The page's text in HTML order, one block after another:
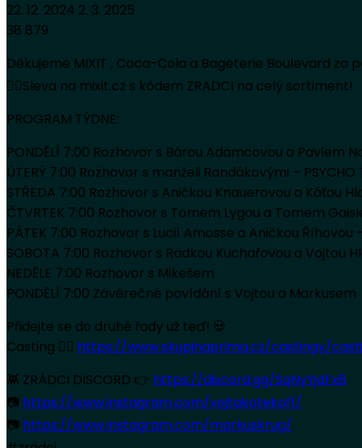
22. 12. 2024 2. 3. 2025
38 879
Děkujeme MIXIT , Coca-Cola a Bageterie Boulevard za
👉🏻Sleva na mixit.cz s kódem ZRADCI na celý sortiment!
PROGRAM TÝDNE:
PONDĚLÍ 7:00 Rozhovor s Bárou Adamcovou a Pavlem
ÚTERÝ 7:00 Rozhovor s manželi Randákovými – PSYCHO
STŘEDA 7:00 Rozhovor s Aničkou Knauerovou a Káťou
ČTVRTEK 7:00 Rozhovor s Tomem Lygou a Tomem
PÁTEK 7:00 Rozhovor s Lucií Amosse a Aničkou Říhovou
SOBOTA 7:00 Rozhovor s Radkou Kuchařovou a Vojtou
NEDĚLE 7:00 Rozhovor s Mikešem
PONDĚLÍ 7:00 Závěrečné povídání s Vojtou a Markusem
Přidejte se do druhé řady už teď! 💀
Casting 👉🏻 https://www.skupinaprima.cz/castingy/
👾 ZRÁDCI DISCORD 👉 https://discord.gg/SqNyYjdFx6
📷 https://www.instagram.com/vojtakotekoff/
📷 https://www.instagram.com/markuskrug/